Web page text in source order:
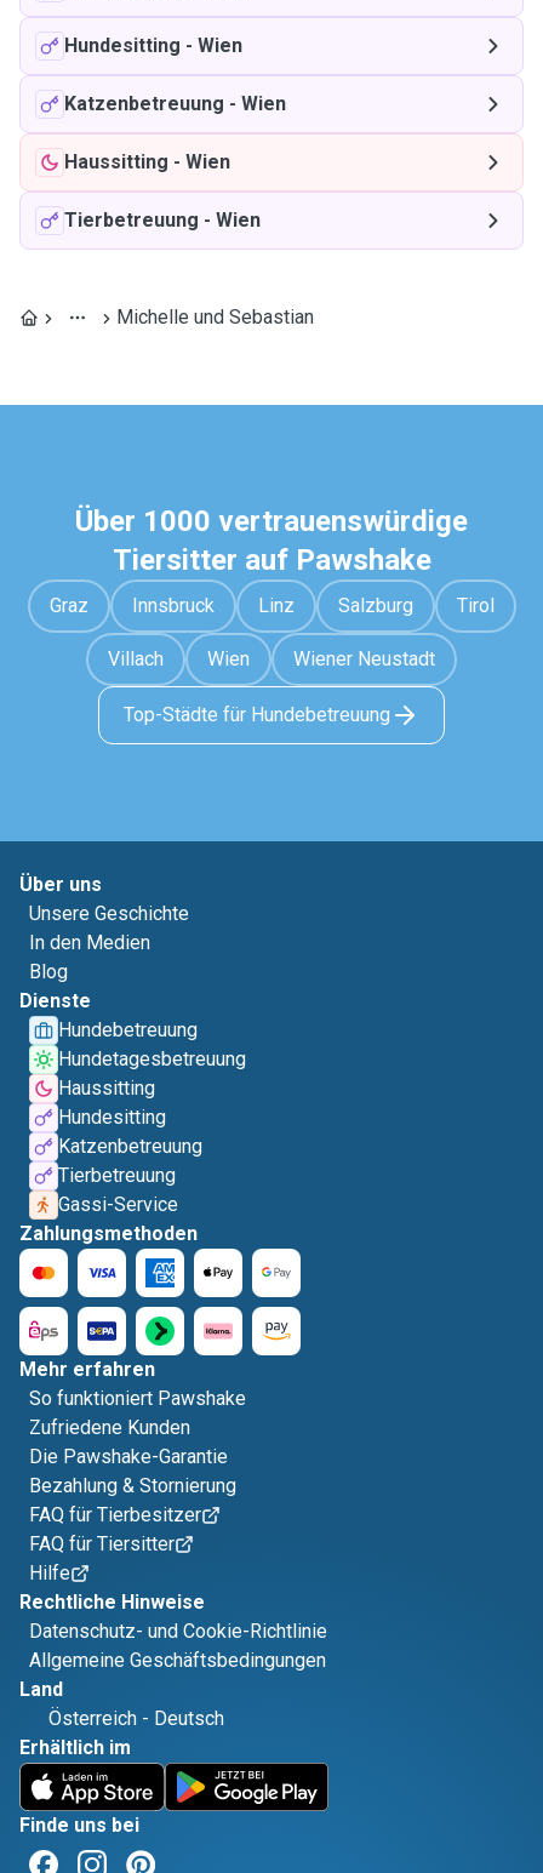
Hundesitting - Wien
Katzenbetreuung - Wien
Haussitting - Wien
Tierbetreuung - Wien
Michelle und Sebastian
Über 1000 vertrauenswürdige
Tiersitter auf Pawshake
Graz Innsbruck Linz Salzburg Tirol
Villach Wien Wiener Neustadt
Top-Städte für Hundebetreuung
Über uns
Unsere Geschichte
In den Medien
Blog
Dienste
Hundebetreuung
Hundetagesbetreuung
Haussitting
Hundesitting
Katzenbetreuung
Tierbetreuung
Gassi-Service
Zahlungsmethoden
Mehr erfahren
So funktioniert Pawshake
Zufriedene Kunden
Die Pawshake-Garantie
Bezahlung & Stornierung
FAQ für Tierbesitzer
FAQ für Tiersitter
Hilfe
Rechtliche Hinweise
Datenschutz- und Cookie-Richtlinie
Allgemeine Geschäftsbedingungen
Land
Österreich - Deutsch
Erhältlich im
Finde uns bei